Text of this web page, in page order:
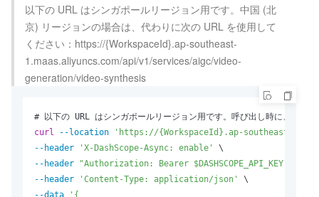
以下の URL はシンガポールリージョン用です。中国 (北
京) リージョンの場合は、代わりに次の URL を使用して
ください：https://{WorkspaceId}.ap-southeast-
1.maas.aliyuncs.com/api/v1/services/aigc/video-
generation/video-synthesis
curl --location
'https://{WorkspaceId}.ap-southeast-
--header
'X-DashScope-Async: enable'
--header
"Authorization: Bearer $DASHSCOPE_API_KEY"
--header
'Content-Type: application/json'
--data
'{